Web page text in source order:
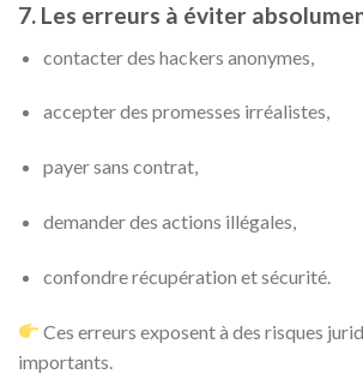
7. Les erreurs à éviter
contacter des hackers anonymes,
accepter des promesses irréalistes,
payer sans contrat,
demander des actions illégales,
confondre récupération et sécurité.
Ces erreurs exposent à des risques
importants.